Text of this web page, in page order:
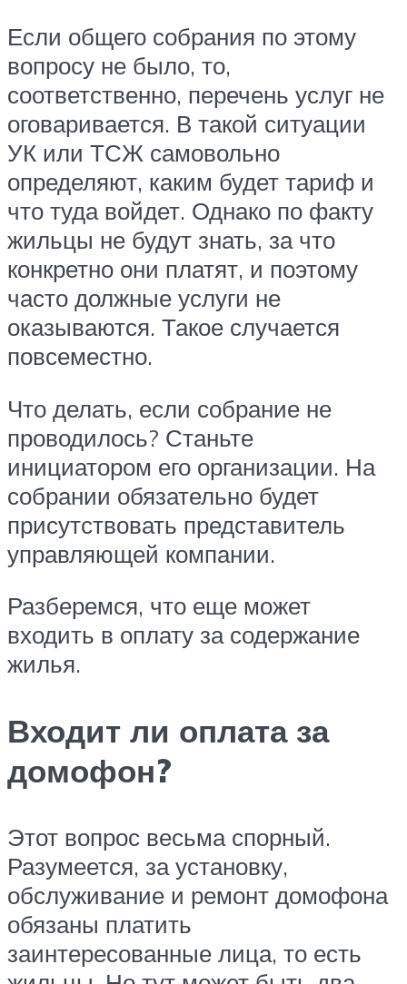
Если общего собрания по этому
вопросу не было, то,
соответственно, перечень услуг не
оговаривается. В такой ситуации
УК или ТСЖ самовольно
определяют, каким будет тариф и
что туда войдет. Однако по факту
жильцы не будут знать, за что
конкретно они платят, и поэтому
часто должные услуги не
оказываются. Такое случается
повсеместно.
Что делать, если собрание не
проводилось? Станьте
инициатором его организации. На
собрании обязательно будет
присутствовать представитель
управляющей компании.
Разберемся, что еще может
входить в оплату за содержание
жилья.
Входит ли оплата за
домофон?
Этот вопрос весьма спорный.
Разумеется, за установку,
обслуживание и ремонт домофона
обязаны платить
заинтересованные лица, то есть